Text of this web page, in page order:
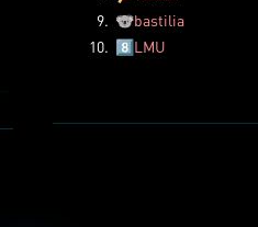
9. 🐨bastilia
10. 8️⃣LMU